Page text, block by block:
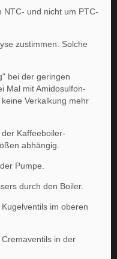
NTC- und nicht um PTC-
zustimmen. Solche
bei der geringen
Mal mit Amidosulfon-
Verkalkung mehr
Kaffeeboiler-
abhängig.
Pumpe.
durch den Boiler.
im oberen
in der